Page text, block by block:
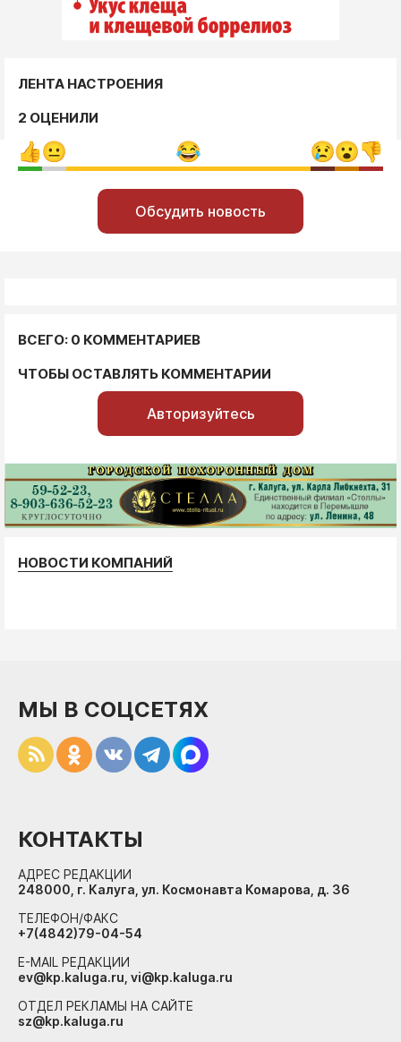
ЛЕНТА НАСТРОЕНИЯ
2 ОЦЕНИЛИ
Обсудить новость
ВСЕГО: 0 КОММЕНТАРИЕВ
ЧТОБЫ ОСТАВЛЯТЬ КОММЕНТАРИИ
Авторизуйтесь
НОВОСТИ КОМПАНИЙ
МЫ В СОЦСЕТЯХ
КОНТАКТЫ
АДРЕС РЕДАКЦИИ
248000, г. Калуга, ул. Космонавта Комарова, д. 36
ТЕЛЕФОН/ФАКС
+7(4842)79-04-54
E-MAIL РЕДАКЦИИ
ev@kp.kaluga.ru, vi@kp.kaluga.ru
ОТДЕЛ РЕКЛАМЫ НА САЙТЕ
sz@kp.kaluga.ru